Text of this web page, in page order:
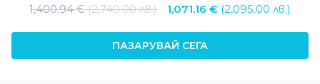
1,400.94€ (2,740.00 лв.)
Original
was:
1,400.94 €
1,071.16 € (2,095.00 лв.)
ПАЗАРУВАЙ СЕГА